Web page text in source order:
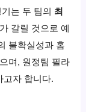
는 두 팀의 최
갈릴 것으로 예
불확실성과 홈
며, 원정팀 필라
고자 합니다.